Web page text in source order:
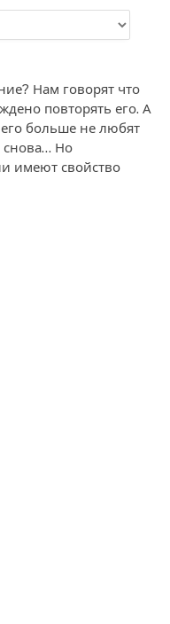
Нам говорят что
повторять его. А
больше не любят
Но
имеют свойство